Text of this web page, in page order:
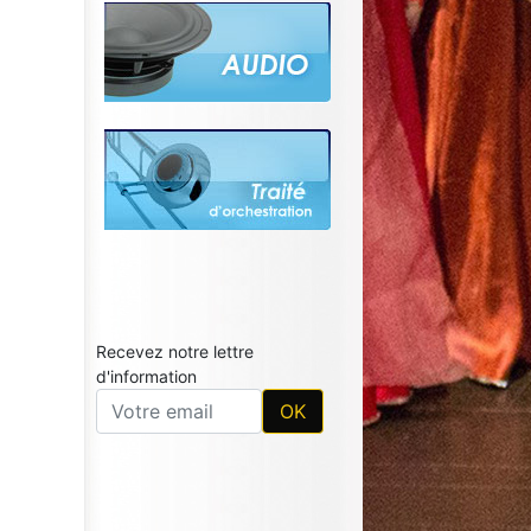
Recevez notre lettre
d'information